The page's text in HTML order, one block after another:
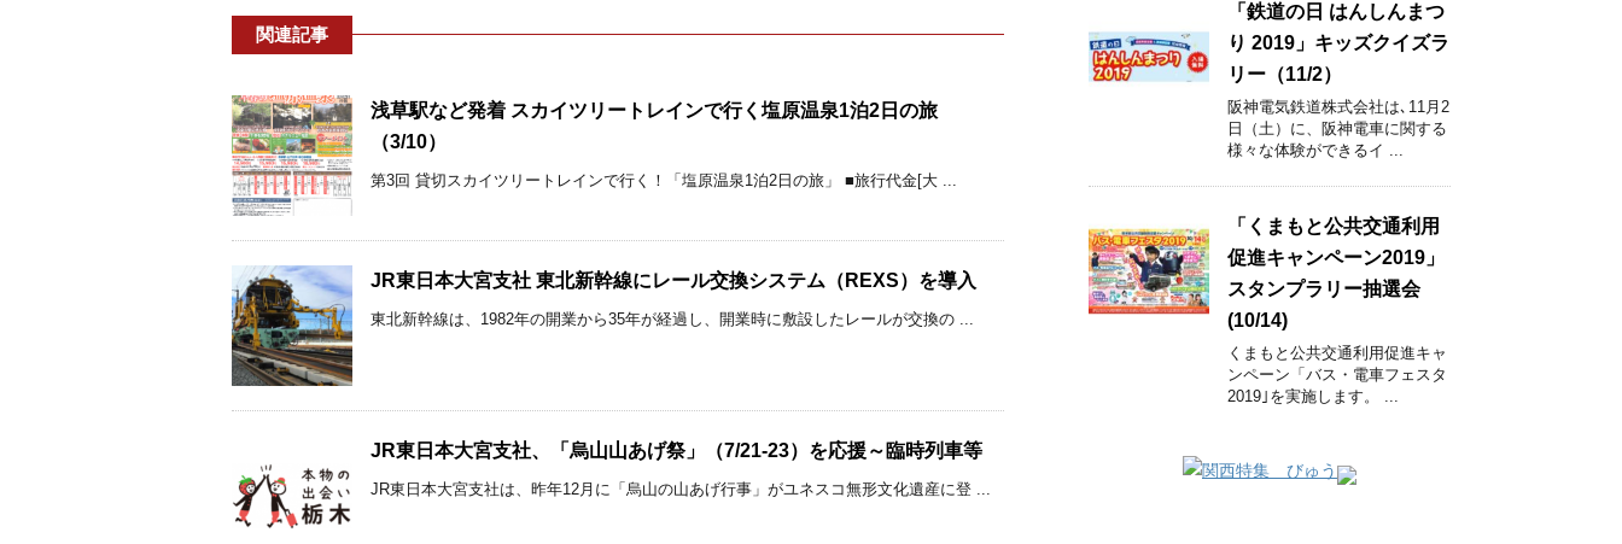
関連記事
浅草駅など発着 スカイツリートレインで行く塩原温泉1泊2日の旅
（3/10）
第3回 貸切スカイツリートレインで行く！「塩原温泉1泊2日の旅」 ■旅行代金[大 ...
JR東日本大宮支社 東北新幹線にレール交換システム（REXS）を導入
東北新幹線は、1982年の開業から35年が経過し、開業時に敷設したレールが交換の ...
JR東日本大宮支社、「烏山山あげ祭」（7/21-23）を応援～臨時列車等
JR東日本大宮支社は、昨年12月に「烏山の山あげ行事」がユネスコ無形文化遺産に登 ...
「鉄道の日 はんしんまつ
り 2019」キッズクイズラ
リー（11/2）
阪神電気鉄道株式会社は､11月2
日（土）に、阪神電車に関する
様々な体験ができるイ ...
「くまもと公共交通利用
促進キャンペーン2019」
スタンプラリー抽選会
(10/14)
くまもと公共交通利用促進キャ
ンペーン「バス・電車フェスタ
2019｣を実施します。 ...